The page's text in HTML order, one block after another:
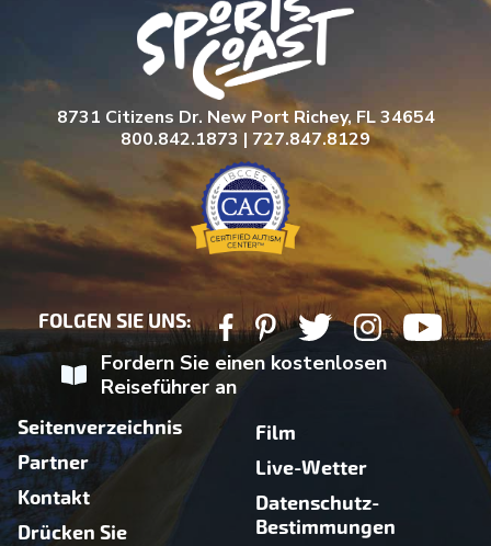
8731 Citizens Dr. New Port Richey, FL 34654
800.842.1873 | 727.847.8129
FOLGEN SIE UNS:
Fordern Sie einen kostenlosen
Reiseführer an
Seitenverzeichnis
Partner
Kontakt
Drücken Sie
Film
Live-Wetter
Datenschutz-
Bestimmungen